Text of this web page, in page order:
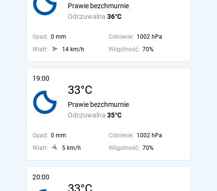
Odczuwalna 36°C
Prawie bezchmurnie
Opad: 0 mm Ciśnienie: 1002 hPa
Wiatr:
14 km/h Wilgotność: 70%
19:00
33°C
Odczuwalna 35°C
Prawie bezchmurnie
Opad: 0 mm Ciśnienie: 1002 hPa
Wiatr:
5 km/h Wilgotność: 70%
20:00